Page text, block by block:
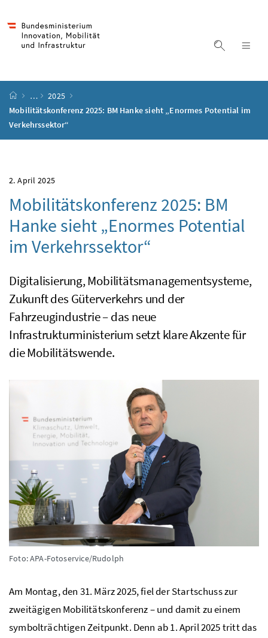
Suche
Startseite
…
2025
Mobilitätskonferenz 2025: BM Hanke sieht „Enormes Potential im
Verkehrssektor“
2. April 2025
Mobilitätskonferenz 2025: BM
Hanke sieht „Enormes Potential
im Verkehrssektor“
Digitalisierung, Mobilitätsmanagementsysteme,
Zukunft des Güterverkehrs und der
Fahrzeugindustrie – das neue
Infrastrukturministerium setzt klare Akzente für
die Mobilitätswende.
Foto: APA-Fotoservice/Rudolph
Am Montag, den 31. März 2025, fiel der Startschuss zur
zweitägigen Mobilitätskonferenz – und damit zu einem
symbolträchtigen Zeitpunkt. Denn ab 1. April 2025 tritt das